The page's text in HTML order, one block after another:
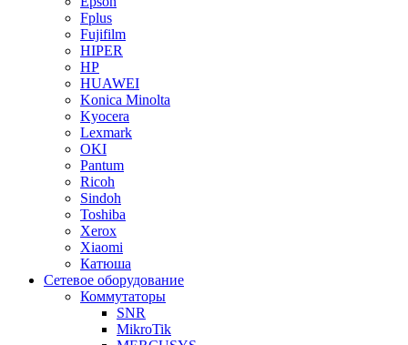
Fplus
Fujifilm
HIPER
HP
HUAWEI
Konica Minolta
Kyocera
Lexmark
OKI
Pantum
Ricoh
Sindoh
Toshiba
Xerox
Xiaomi
Катюша
Сетевое оборудование
Коммутаторы
SNR
MikroTik